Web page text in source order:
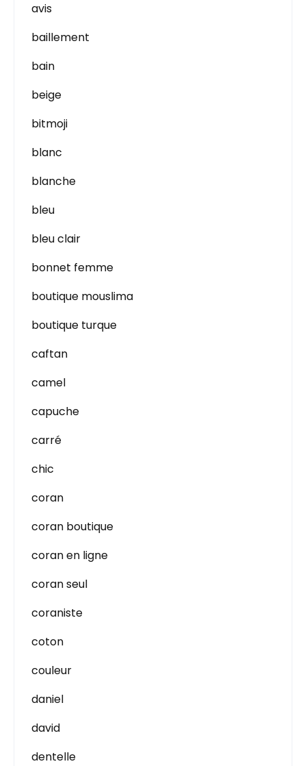
avis
baillement
bain
beige
bitmoji
blanc
blanche
bleu
bleu clair
bonnet femme
boutique mouslima
boutique turque
caftan
camel
capuche
carré
chic
coran
coran boutique
coran en ligne
coran seul
coraniste
coton
couleur
daniel
david
dentelle